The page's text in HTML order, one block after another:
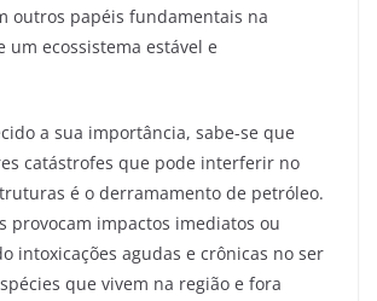
outros papéis fundamentais na
um ecossistema estável e
a sua importância, sabe-se que
catástrofes que pode interferir no
é o derramamento de petróleo.
provocam impactos imediatos ou
intoxicações agudas e crônicas no ser
que vivem na região e fora